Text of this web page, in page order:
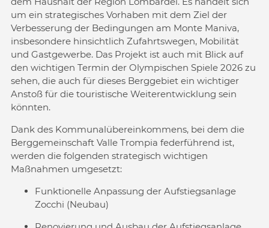
um ein strategisches Vorhaben mit dem Ziel der
Verbesserung der Bedingungen am Monte Maniva,
insbesondere hinsichtlich Zufahrtswegen, Mobilität
und Gastgewerbe. Das Projekt ist auch mit Blick auf
den wichtigen Termin der Olympischen Spiele 2026 zu
sehen, die auch für dieses Berggebiet ein wichtiger
Anstoß für die touristische Weiterentwicklung sein
könnten.
Dank des Kommunalübereinkommens, bei dem die
Berggemeinschaft Valle Trompia federführend ist,
werden die folgenden strategisch wichtigen
Maßnahmen umgesetzt:
Funktionelle Anpassung der Aufstiegsanlage
Zocchi (Neubau)